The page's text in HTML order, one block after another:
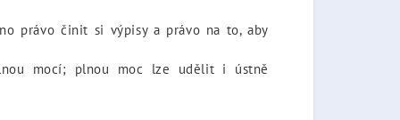
právo činit si výpisy a právo na to, aby
mocí; plnou moc lze udělit i ústně